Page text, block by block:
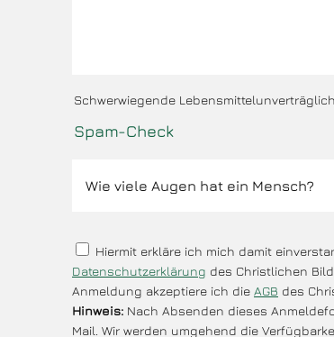
Schwerwiegende
Spam-Check
Hiermit erkläre ich mich damit
Datenschutzerklärung des Christlichen
Anmeldung akzeptiere ich die AGB des
Hinweis: Nach Absenden dieses
Mail. Wir werden umgehend die